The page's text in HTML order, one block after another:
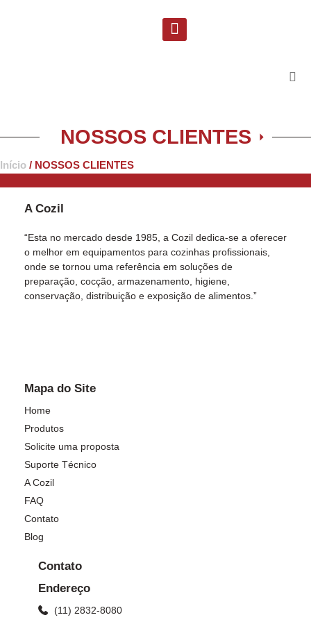
NOSSOS CLIENTES
Início / NOSSOS CLIENTES
A Cozil
“Esta no mercado desde 1985, a Cozil dedica-se a oferecer
o melhor em equipamentos para cozinhas profissionais,
onde se tornou uma referência em soluções de
preparação, cocção, armazenamento, higiene,
conservação, distribuição e exposição de alimentos.”
Mapa do Site
Home
Produtos
Solicite uma proposta
Suporte Técnico
A Cozil
FAQ
Contato
Blog
Contato
Endereço
(11) 2832-8080